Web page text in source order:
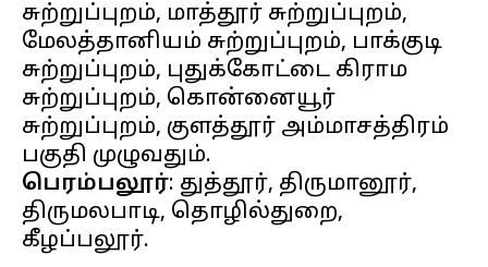
சுற்றுப்புறம், மாத்தூர் சுற்றுப்புறம்,
மேலத்தானியம் சுற்றுப்புறம், பாக்குடி
சுற்றுப்புறம், புதுக்கோட்டை கிராம
சுற்றுப்புறம், கொன்னையூர்
சுற்றுப்புறம், குளத்தூர் அம்மாசத்திரம்
பெரம்பலூர்: துத்தூர், திருமானூர்,
திருமலபாடி, தொழில்துறை,